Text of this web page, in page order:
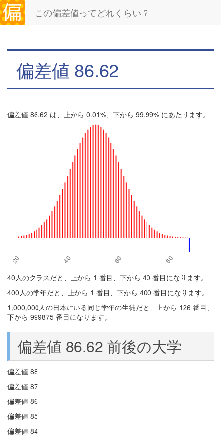
この偏差値ってどれくらい？
偏差値 86.62
偏差値 86.62 は、上から 0.01%、下から 99.99% にあたります。
40人のクラスだと、上から 1 番目、下から 40 番目になります。
400人の学年だと、上から 1 番目、下から 400 番目になります。
1,000,000人の日本にいる同じ学年の生徒だと、上から 126 番目、
下から 999875 番目になります。
偏差値 86.62 前後の大学
偏差値 88
偏差値 87
偏差値 86
偏差値 85
偏差値 84